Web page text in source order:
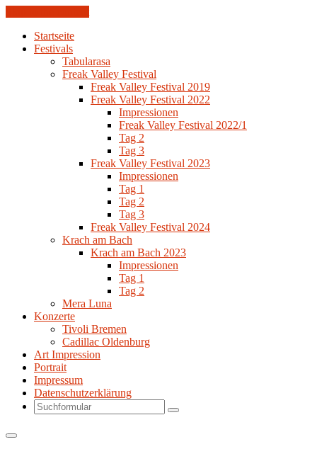
Startseite
Festivals
Tabularasa
Freak Valley Festival
Freak Valley Festival 2019
Freak Valley Festival 2022
Impressionen
Freak Valley Festival 2022/1
Tag 2
Tag 3
Freak Valley Festival 2023
Impressionen
Tag 1
Tag 2
Tag 3
Freak Valley Festival 2024
Krach am Bach
Krach am Bach 2023
Impressionen
Tag 1
Tag 2
Mera Luna
Konzerte
Tivoli Bremen
Cadillac Oldenburg
Art Impression
Portrait
Impressum
Datenschutzerklärung
Search